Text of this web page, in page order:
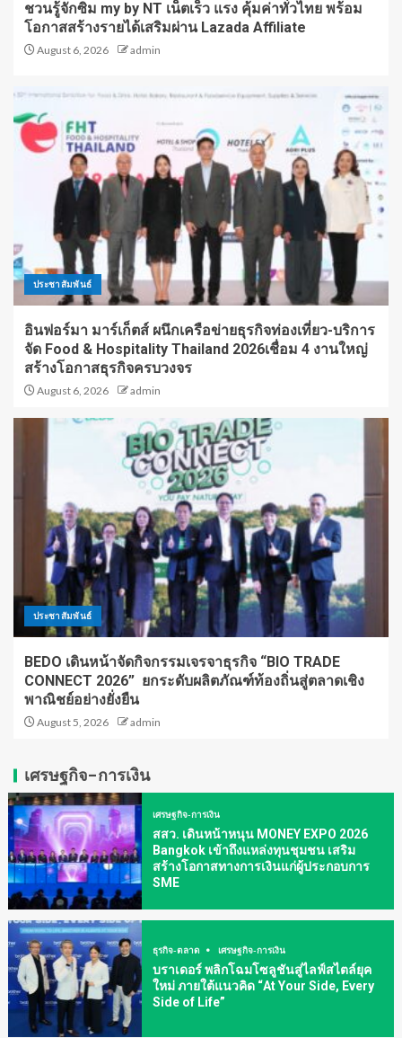
ชวนรู้จักซิม my by NT เน็ตเร็ว แรง คุ้มค่าทั่วไทย พร้อม
โอกาสสร้างรายได้เสริมผ่าน Lazada Affiliate
August 6, 2026 admin
ประชาสัมพันธ์
อินฟอร์มา มาร์เก็ตส์ ผนึกเครือข่ายธุรกิจท่องเที่ยว-บริการ
จัด Food & Hospitality Thailand 2026เชื่อม 4 งานใหญ่
สร้างโอกาสธุรกิจครบวงจร
August 6, 2026 admin
ประชาสัมพันธ์
BEDO เดินหน้าจัดกิจกรรมเจรจาธุรกิจ “BIO TRADE
CONNECT 2026” ยกระดับผลิตภัณฑ์ท้องถิ่นสู่ตลาดเชิง
พาณิชย์อย่างยั่งยืน
August 5, 2026 admin
เศรษฐกิจ-การเงิน
เศรษฐกิจ-การเงิน
สสว. เดินหน้าหนุน MONEY EXPO 2026
Bangkok เข้าถึงแหล่งทุนชุมชน เสริม
สร้างโอกาสทางการเงินแก่ผู้ประกอบการ
SME
ธุรกิจ-ตลาด เศรษฐกิจ-การเงิน
บราเดอร์ พลิกโฉมโซลูชันสู่ไลฟ์สไตล์ยุค
ใหม่ ภายใต้แนวคิด “At Your Side, Every
Side of Life”